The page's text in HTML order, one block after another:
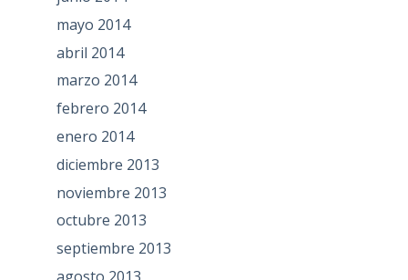
mayo 2014
abril 2014
marzo 2014
febrero 2014
enero 2014
diciembre 2013
noviembre 2013
octubre 2013
septiembre 2013